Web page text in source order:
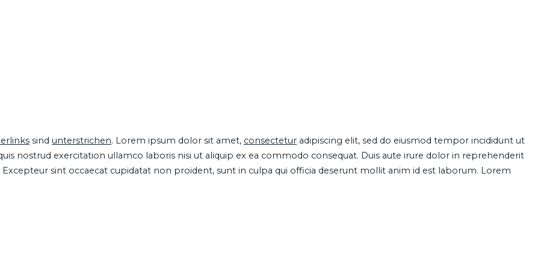
sind unterstrichen. Lorem ipsum dolor sit amet, consectetur adipiscing elit, sed do eiusmod tempor incididunt ut
nostrud exercitation ullamco laboris nisi ut aliquip ex ea commodo consequat. Duis aute irure dolor in reprehenderit
sint occaecat cupidatat non proident, sunt in culpa qui officia deserunt mollit anim id est laborum. Lorem